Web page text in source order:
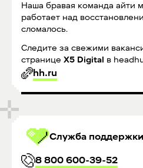
Наша бравая команда айти
работает над
сломалось.
Следите за свежими
странице X5 Digital в
hh.ru
Служба
8 800 600-39-52